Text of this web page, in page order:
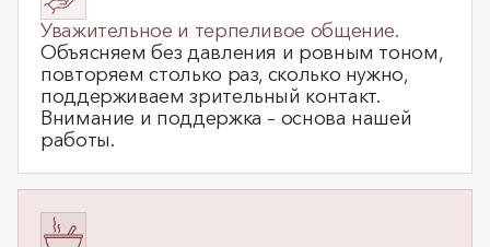
Уважительное и терпеливое общение.
Объясняем без давления и ровным тоном,
повторяем столько раз, сколько нужно,
поддерживаем зрительный контакт.
Внимание и поддержка – основа нашей
работы.